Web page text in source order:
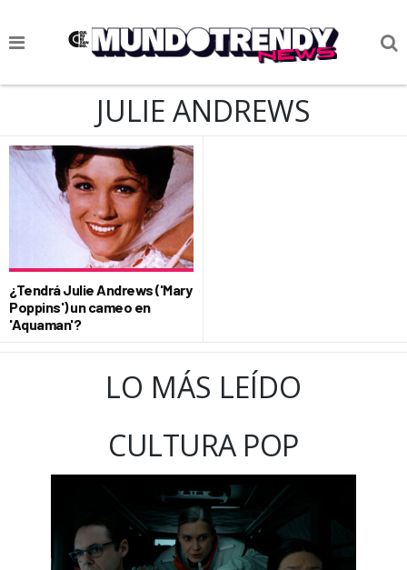
NOTICIAS
CULTURA POP
CIENCIA Y TECNOLOGÍA
SOCIEDAD
CULTURIZANDO.COM
JULIE ANDREWS
¿Tendrá Julie Andrews ('Mary
Poppins') un cameo en
'Aquaman'?
LO MÁS LEÍDO
CULTURA POP